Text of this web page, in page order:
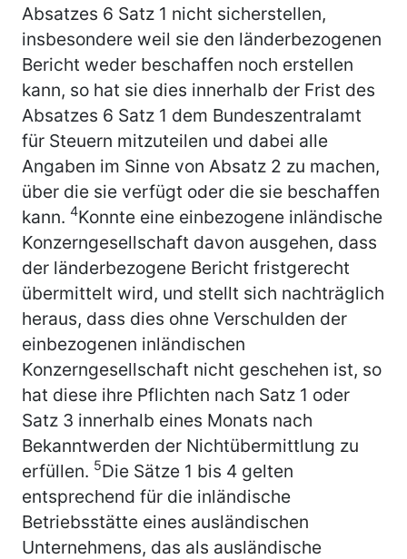
Absatzes 6 Satz 1 nicht sicherstellen,
insbesondere weil sie den länderbezogenen
Bericht weder beschaffen noch erstellen
kann, so hat sie dies innerhalb der Frist des
Absatzes 6 Satz 1 dem Bundeszentralamt
für Steuern mitzuteilen und dabei alle
Angaben im Sinne von Absatz 2 zu machen,
über die sie verfügt oder die sie beschaffen
kann. 4Konnte eine einbezogene inländische
Konzerngesellschaft davon ausgehen, dass
der länderbezogene Bericht fristgerecht
übermittelt wird, und stellt sich nachträglich
heraus, dass dies ohne Verschulden der
einbezogenen inländischen
Konzerngesellschaft nicht geschehen ist, so
hat diese ihre Pflichten nach Satz 1 oder
Satz 3 innerhalb eines Monats nach
Bekanntwerden der Nichtübermittlung zu
erfüllen. 5Die Sätze 1 bis 4 gelten
entsprechend für die inländische
Betriebsstätte eines ausländischen
Unternehmens, das als ausländische